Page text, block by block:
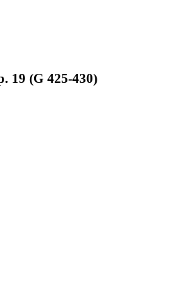
19 (G 425-430)